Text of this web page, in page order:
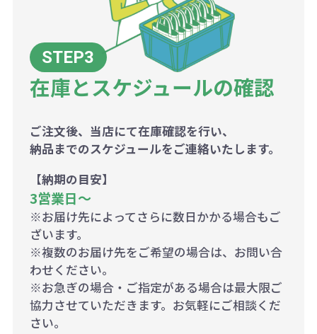
在庫とスケジュールの確認
ご注文後、当店にて在庫確認を行い、
納品までのスケジュールをご連絡いたします。
【納期の目安】
3営業日〜
※お届け先によってさらに数日かかる場合もご
ざいます。
※複数のお届け先をご希望の場合は、お問い合
わせください。
※お急ぎの場合・ご指定がある場合は最大限ご
協力させていただきます。お気軽にご相談くだ
さい。